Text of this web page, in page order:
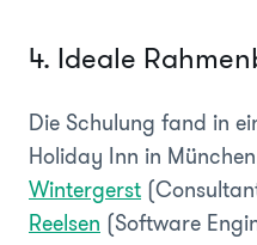
4. Ideale
Die Schulung fand in
Holiday Inn in
Wintergerst
Reelsen (Software